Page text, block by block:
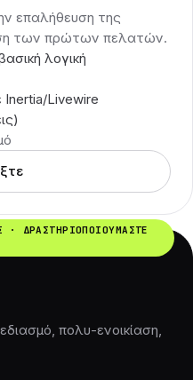
επαλήθευση της
των πρώτων πελατών.
λογική
Inertia/Livewire
· ΔΡΑΣΤΗΡΙΟΠΟΙΟΎΜΑΣΤΕ
πολυ-ενοικίαση,